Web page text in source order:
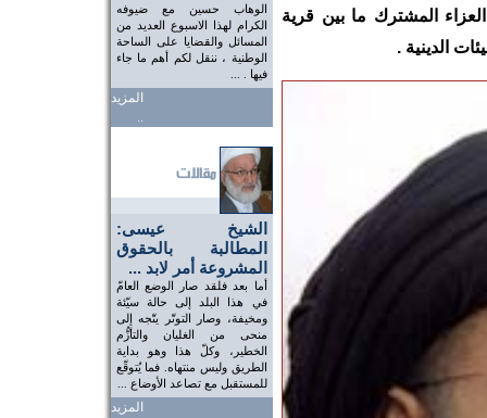
الوهاب حسين مع ضيوفه
الكرام لهذا الاسبوع العديد من
المسائل والقضايا على الساحة
الوطنية ، ننقل لكم أهم ما جاء
فيها . ...
المزيد
..
الشيخ عيسى:
المطالبة بالحقوق
المشروعة أمر لابد ...
أما بعد فلقد صار الوضع العامّ
في هذا البلد إلى حالة سيّئة
ومخيفة، وصار التوتّر يتّجه إلى
منحى من الغليان والتأزُّم
الخطير، وكلّ هذا وهو بداية
الطريق وليس منتهاه. فما يُتوقّع
للمستقبل مع تصاعد الأوضاع ...
المزيد
المشترك ما بين قرية
الدينية .